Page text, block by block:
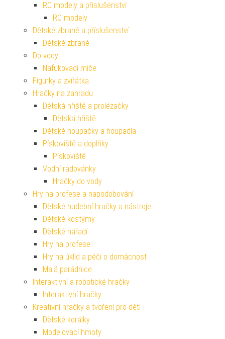
RC modely a příslušenství
RC modely
Dětské zbraně a příslušenství
Dětské zbraně
Do vody
Nafukovací míče
Figurky a zvířátka
Hračky na zahradu
Dětská hřiště a prolézačky
Dětská hřiště
Dětské houpačky a houpadla
Pískoviště a doplňky
Pískoviště
Vodní radovánky
Hračky do vody
Hry na profese a napodobování
Dětské hudební hračky a nástroje
Dětské kostýmy
Dětské nářadí
Hry na profese
Hry na úklid a péči o domácnost
Malá parádnice
Interaktivní a robotické hračky
Interaktivní hračky
Kreativní hračky a tvoření pro děti
Dětské korálky
Modelovací hmoty